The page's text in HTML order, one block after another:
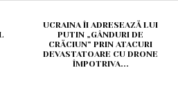
UCRAINA ÎI ADRESEAZĂ LUI
PUTIN „GÂNDURI DE
CRĂCIUN” PRIN ATACURI
DEVASTATOARE CU DRONE
ÎMPOTRIVA...